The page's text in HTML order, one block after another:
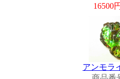
16500円
アンモラ